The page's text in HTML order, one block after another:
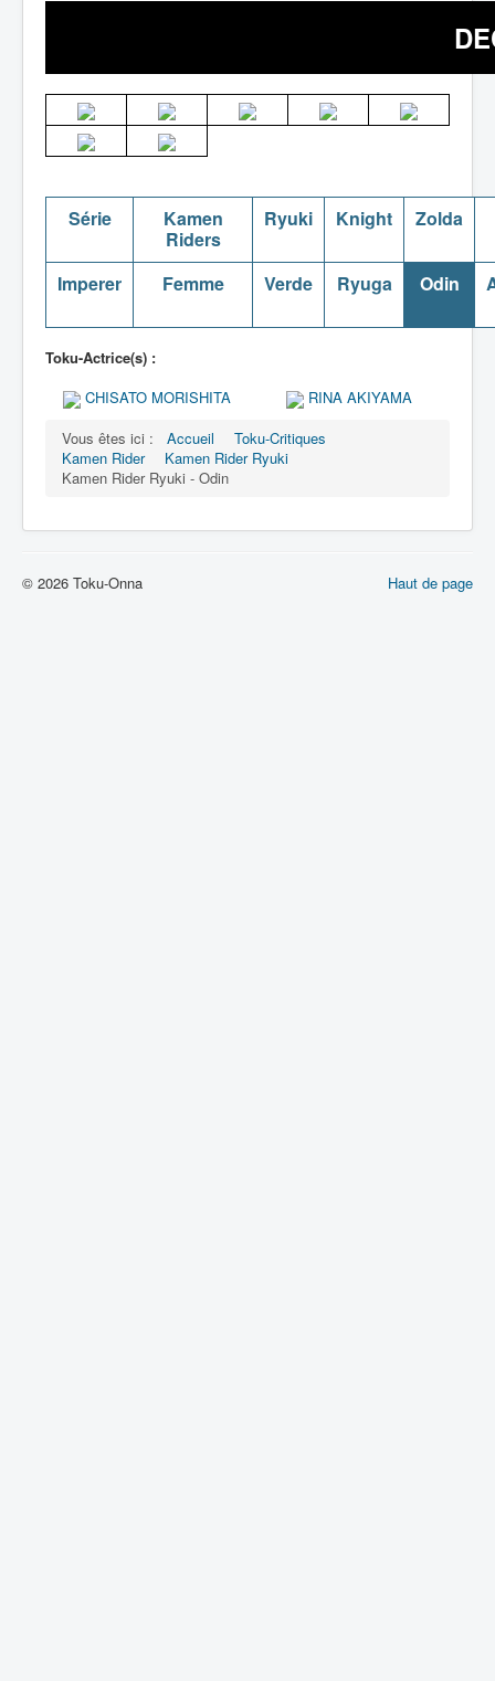
Série
Kamen
Riders
Ryuki Knight Zolda
Imperer Femme Verde Ryuga Odin
Toku-Actrice(s) :
CHISATO MORISHITA
RINA AKIYAMA
Vous êtes ici :
Accueil
Toku-Critiques
Kamen Rider
Kamen Rider Ryuki
Kamen Rider Ryuki - Odin
Haut de page
© 2026 Toku-Onna